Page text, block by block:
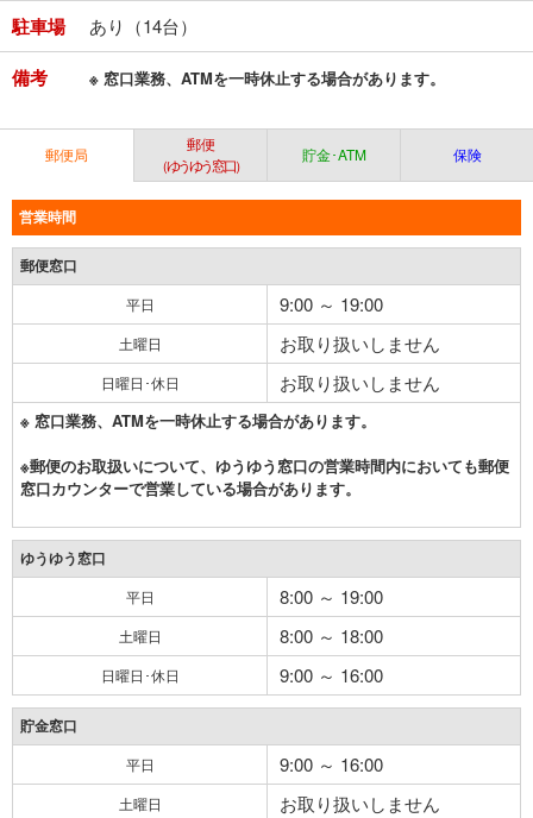
駐車場 あり（14台）
備考 ※ 窓口業務、ATMを一時休止する場合があります。
郵便局
郵便
（ゆうゆう窓口）
貯金･ATM 保険
営業時間
郵便窓口
平日 9:00 ～ 19:00
土曜日 お取り扱いしません
日曜日･休日 お取り扱いしません
※ 窓口業務、ATMを一時休止する場合があります。
※郵便のお取扱いについて、ゆうゆう窓口の営業時間内においても郵便
窓口カウンターで営業している場合があります。
ゆうゆう窓口
平日 8:00 ～ 19:00
土曜日 8:00 ～ 18:00
日曜日･休日 9:00 ～ 16:00
貯金窓口
平日 9:00 ～ 16:00
土曜日 お取り扱いしません